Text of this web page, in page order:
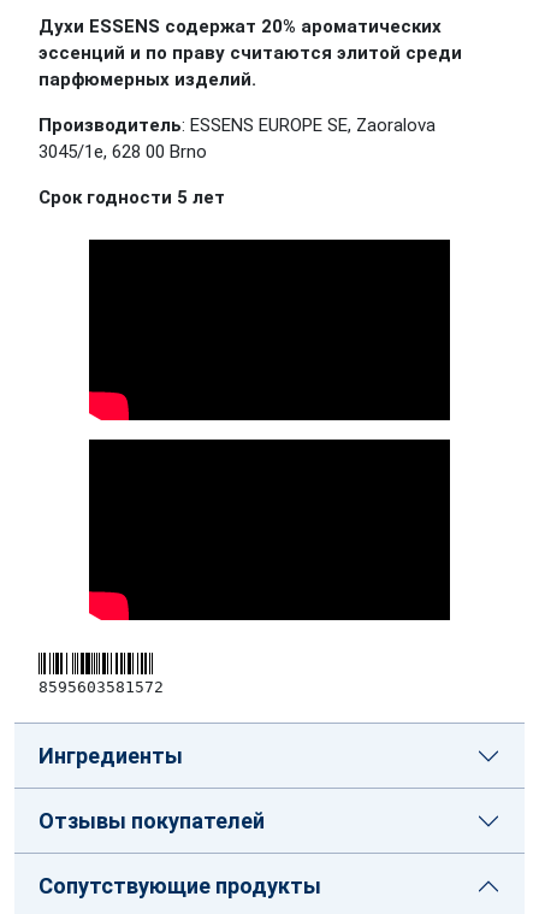
Духи ESSENS содержат 20% ароматических
эссенций и по праву считаются элитой среди
парфюмерных изделий.
Производитель: ESSENS EUROPE SE, Zaoralova
3045/1e, 628 00 Brno
Срок годности 5 лет
8595603581572
Ингредиенты
Отзывы покупателей
Сопутствующие продукты